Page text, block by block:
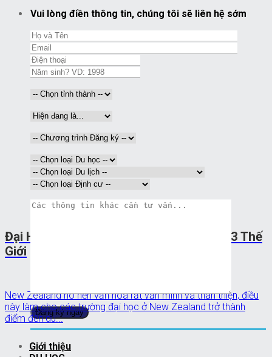
Vui lòng điền thông tin, chúng tôi sẽ liên hệ sớm
Giới thiệu
Đại Học Tại New Zealand – Đại Học Top 3 Thế
Giới
New Zealand nó nền văn hóa rất văn minh và thân thiện, điều
này làm cho các trường đại học ở New Zealand trở thành
điểm đến du...